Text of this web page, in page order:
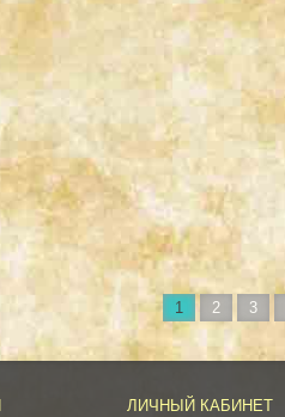
1
2 3
ЛИЧНЫЙ КАБИНЕТ